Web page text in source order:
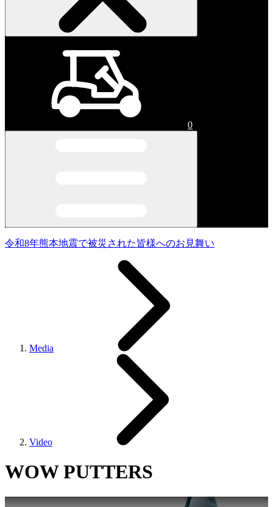
0
令和8年熊本地震で被災された皆様へのお見舞い
Media
Video
WOW PUTTERS